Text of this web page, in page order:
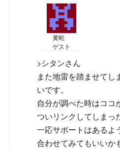
黄蛇
ゲスト
>シタンさん
また地雷を踏ませて
いです。
自分が調べた時はココ
ついリンクしてしまっ
一応サポートはあるよ
合わせてみてもいいか